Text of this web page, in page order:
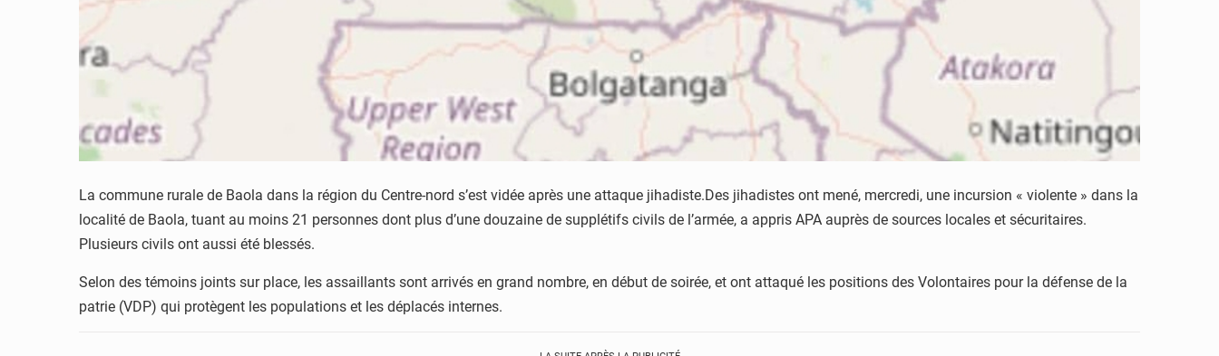
La commune rurale de Baola dans la région du Centre-nord s’est vidée après une attaque jihadiste.Des jihadistes ont mené, mercredi, une incursion « violente » dans la
localité de Baola, tuant au moins 21 personnes dont plus d’une douzaine de supplétifs civils de l’armée, a appris APA auprès de sources locales et sécuritaires.
Plusieurs civils ont aussi été blessés.
Selon des témoins joints sur place, les assaillants sont arrivés en grand nombre, en début de soirée, et ont attaqué les positions des Volontaires pour la défense de la
patrie (VDP) qui protègent les populations et les déplacés internes.